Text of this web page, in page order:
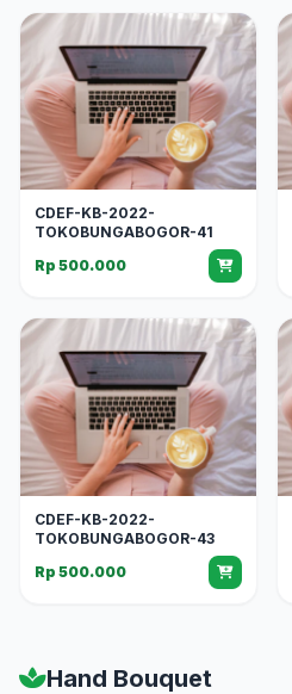
CDEF-KB-2022-
TOKOBUNGABOGOR-41
Rp 500.000
CDEF-KB-2022-
TOKOBUNGABOGOR-43
Rp 500.000
Hand Bouquet